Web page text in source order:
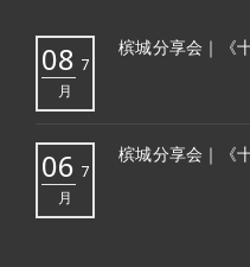
08 7
月
槟城分享会｜《
06 7
月
槟城分享会｜《